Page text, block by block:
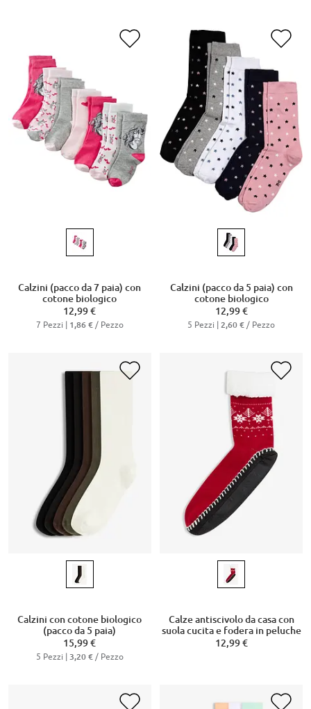
Calzini (pacco da 7 paia) con
cotone biologico
12,99 €
7 Pezzi | 1,86 €/ Pezzo
Calzini (pacco da 5 paia) con
cotone biologico
12,99 €
5 Pezzi | 2,60 € / Pezzo
Calzini con cotone biologico
(pacco da 5 paia)
15,99 €
5 Pezzi | 3,20 €/ Pezzo
Calze antiscivolo da casa con
suola cucita e fodera in peluche
12,99 €